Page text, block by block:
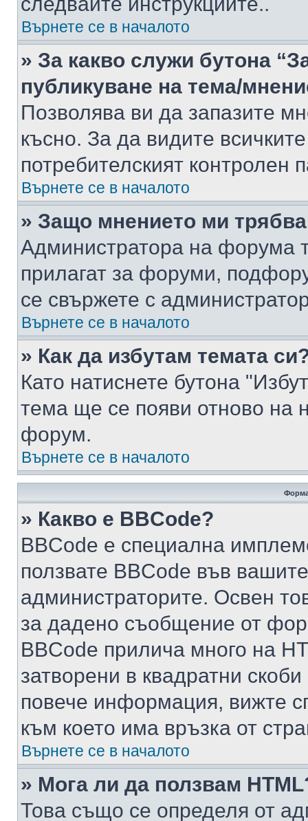
Върнете се в началото
» За какво служи бутона
публикуване на тема/
Позволява ви да запазите
късно. За да видите
потребителският контролен
Върнете се в началото
» Защо мнението ми
Администратора на форума
прилагат за форуми,
се свържете с
Върнете се в началото
» Как да избутам темата
Като натиснете бутона
тема ще се появи отново на
форум.
Върнете се в началото
» Какво е BBCode?
BBCode е специална
ползвате BBCode във
администраторите. Освен
за дадено съобщение от
BBCode прилича много на
затворени в квадратни
повече информация, вижте
към което има връзка от
Върнете се в началото
» Мога ли да ползвам
Това също се определя от